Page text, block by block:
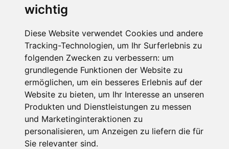
wichtig
Diese Website verwendet Cookies und andere
Tracking-Technologien, um Ihr Surferlebnis zu
folgenden Zwecken zu verbessern: um
grundlegende Funktionen der Website zu
ermöglichen, um ein besseres Erlebnis auf der
Website zu bieten, um Ihr Interesse an unseren
Produkten und Dienstleistungen zu messen
und Marketinginteraktionen zu
personalisieren, um Anzeigen zu liefern die für
Sie relevanter sind.
Datenschutz
Nutzungsbedingungen
Kontakt
WEITERE PORTALE
Schneemenschen.de